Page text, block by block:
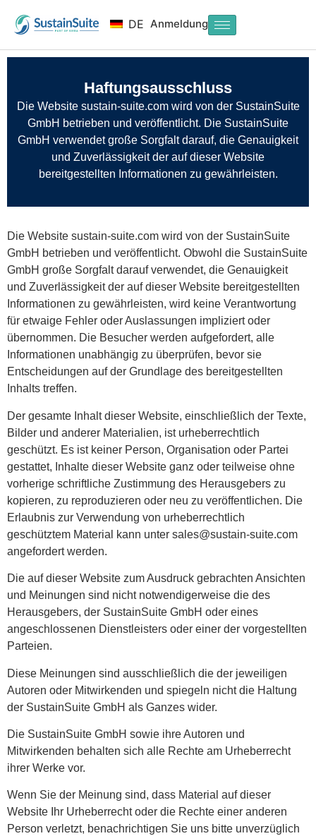
Anmeldung
DE
Haftungsausschluss
Die Website sustain-suite.com wird von der SustainSuite
GmbH betrieben und veröffentlicht. Die SustainSuite
GmbH verwendet große Sorgfalt darauf, die Genauigkeit
und Zuverlässigkeit der auf dieser Website
bereitgestellten Informationen zu gewährleisten.
Die Website sustain-suite.com wird von der SustainSuite
GmbH betrieben und veröffentlicht. Obwohl die SustainSuite
GmbH große Sorgfalt darauf verwendet, die Genauigkeit
und Zuverlässigkeit der auf dieser Website bereitgestellten
Informationen zu gewährleisten, wird keine Verantwortung
für etwaige Fehler oder Auslassungen impliziert oder
übernommen. Die Besucher werden aufgefordert, alle
Informationen unabhängig zu überprüfen, bevor sie
Entscheidungen auf der Grundlage des bereitgestellten
Inhalts treffen.
Der gesamte Inhalt dieser Website, einschließlich der Texte,
Bilder und anderer Materialien, ist urheberrechtlich
geschützt. Es ist keiner Person, Organisation oder Partei
gestattet, Inhalte dieser Website ganz oder teilweise ohne
vorherige schriftliche Zustimmung des Herausgebers zu
kopieren, zu reproduzieren oder neu zu veröffentlichen. Die
Erlaubnis zur Verwendung von urheberrechtlich
geschütztem Material kann unter sales@sustain-suite.com
angefordert werden.
Die auf dieser Website zum Ausdruck gebrachten Ansichten
und Meinungen sind nicht notwendigerweise die des
Herausgebers, der SustainSuite GmbH oder eines
angeschlossenen Dienstleisters oder einer der vorgestellten
Parteien.
Diese Meinungen sind ausschließlich die der jeweiligen
Autoren oder Mitwirkenden und spiegeln nicht die Haltung
der SustainSuite GmbH als Ganzes wider.
Die SustainSuite GmbH sowie ihre Autoren und
Mitwirkenden behalten sich alle Rechte am Urheberrecht
ihrer Werke vor.
Wenn Sie der Meinung sind, dass Material auf dieser
Website Ihr Urheberrecht oder die Rechte einer anderen
Person verletzt, benachrichtigen Sie uns bitte unverzüglich